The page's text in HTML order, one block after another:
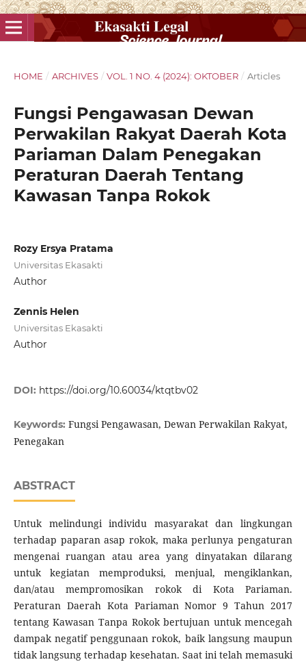
HOME / ARCHIVES / VOL. 1 NO. 4 (2024): OKTOBER / Articles
Fungsi Pengawasan Dewan
Perwakilan Rakyat Daerah Kota
Pariaman Dalam Penegakan
Peraturan Daerah Tentang
Kawasan Tanpa Rokok
Rozy Ersya Pratama
Universitas Ekasakti
Author
Zennis Helen
Universitas Ekasakti
Author
DOI: https://doi.org/10.60034/ktqtbv02
Keywords: Fungsi Pengawasan, Dewan Perwakilan Rakyat,
Penegakan
ABSTRACT
Untuk melindungi individu masyarakat dan lingkungan
terhadap paparan asap rokok, maka perlunya pengaturan
mengenai ruangan atau area yang dinyatakan dilarang
untuk kegiatan memproduksi, menjual, mengiklankan,
dan/atau mempromosikan rokok di Kota Pariaman.
Peraturan Daerah Kota Pariaman Nomor 9 Tahun 2017
tentang Kawasan Tanpa Rokok bertujuan untuk mencegah
dampak negatif penggunaan rokok, baik langsung maupun
tidak langsung terhadap kesehatan. Saat ini telah memasuki